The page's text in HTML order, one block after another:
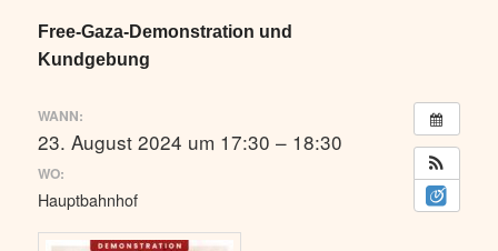
Free-Gaza-Demonstration und
Kundgebung
WANN:
23. August 2024 um 17:30 – 18:30
WO:
Hauptbahnhof